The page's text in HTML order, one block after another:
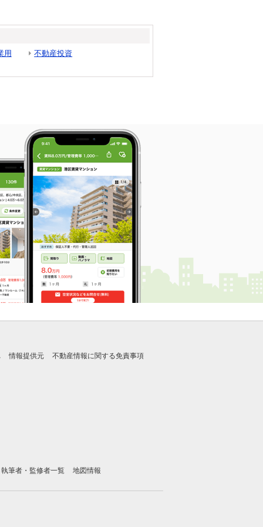
用 不動産投資
情報提供元 不動産情報に関する免責事項
執筆者・監修者一覧 地図情報